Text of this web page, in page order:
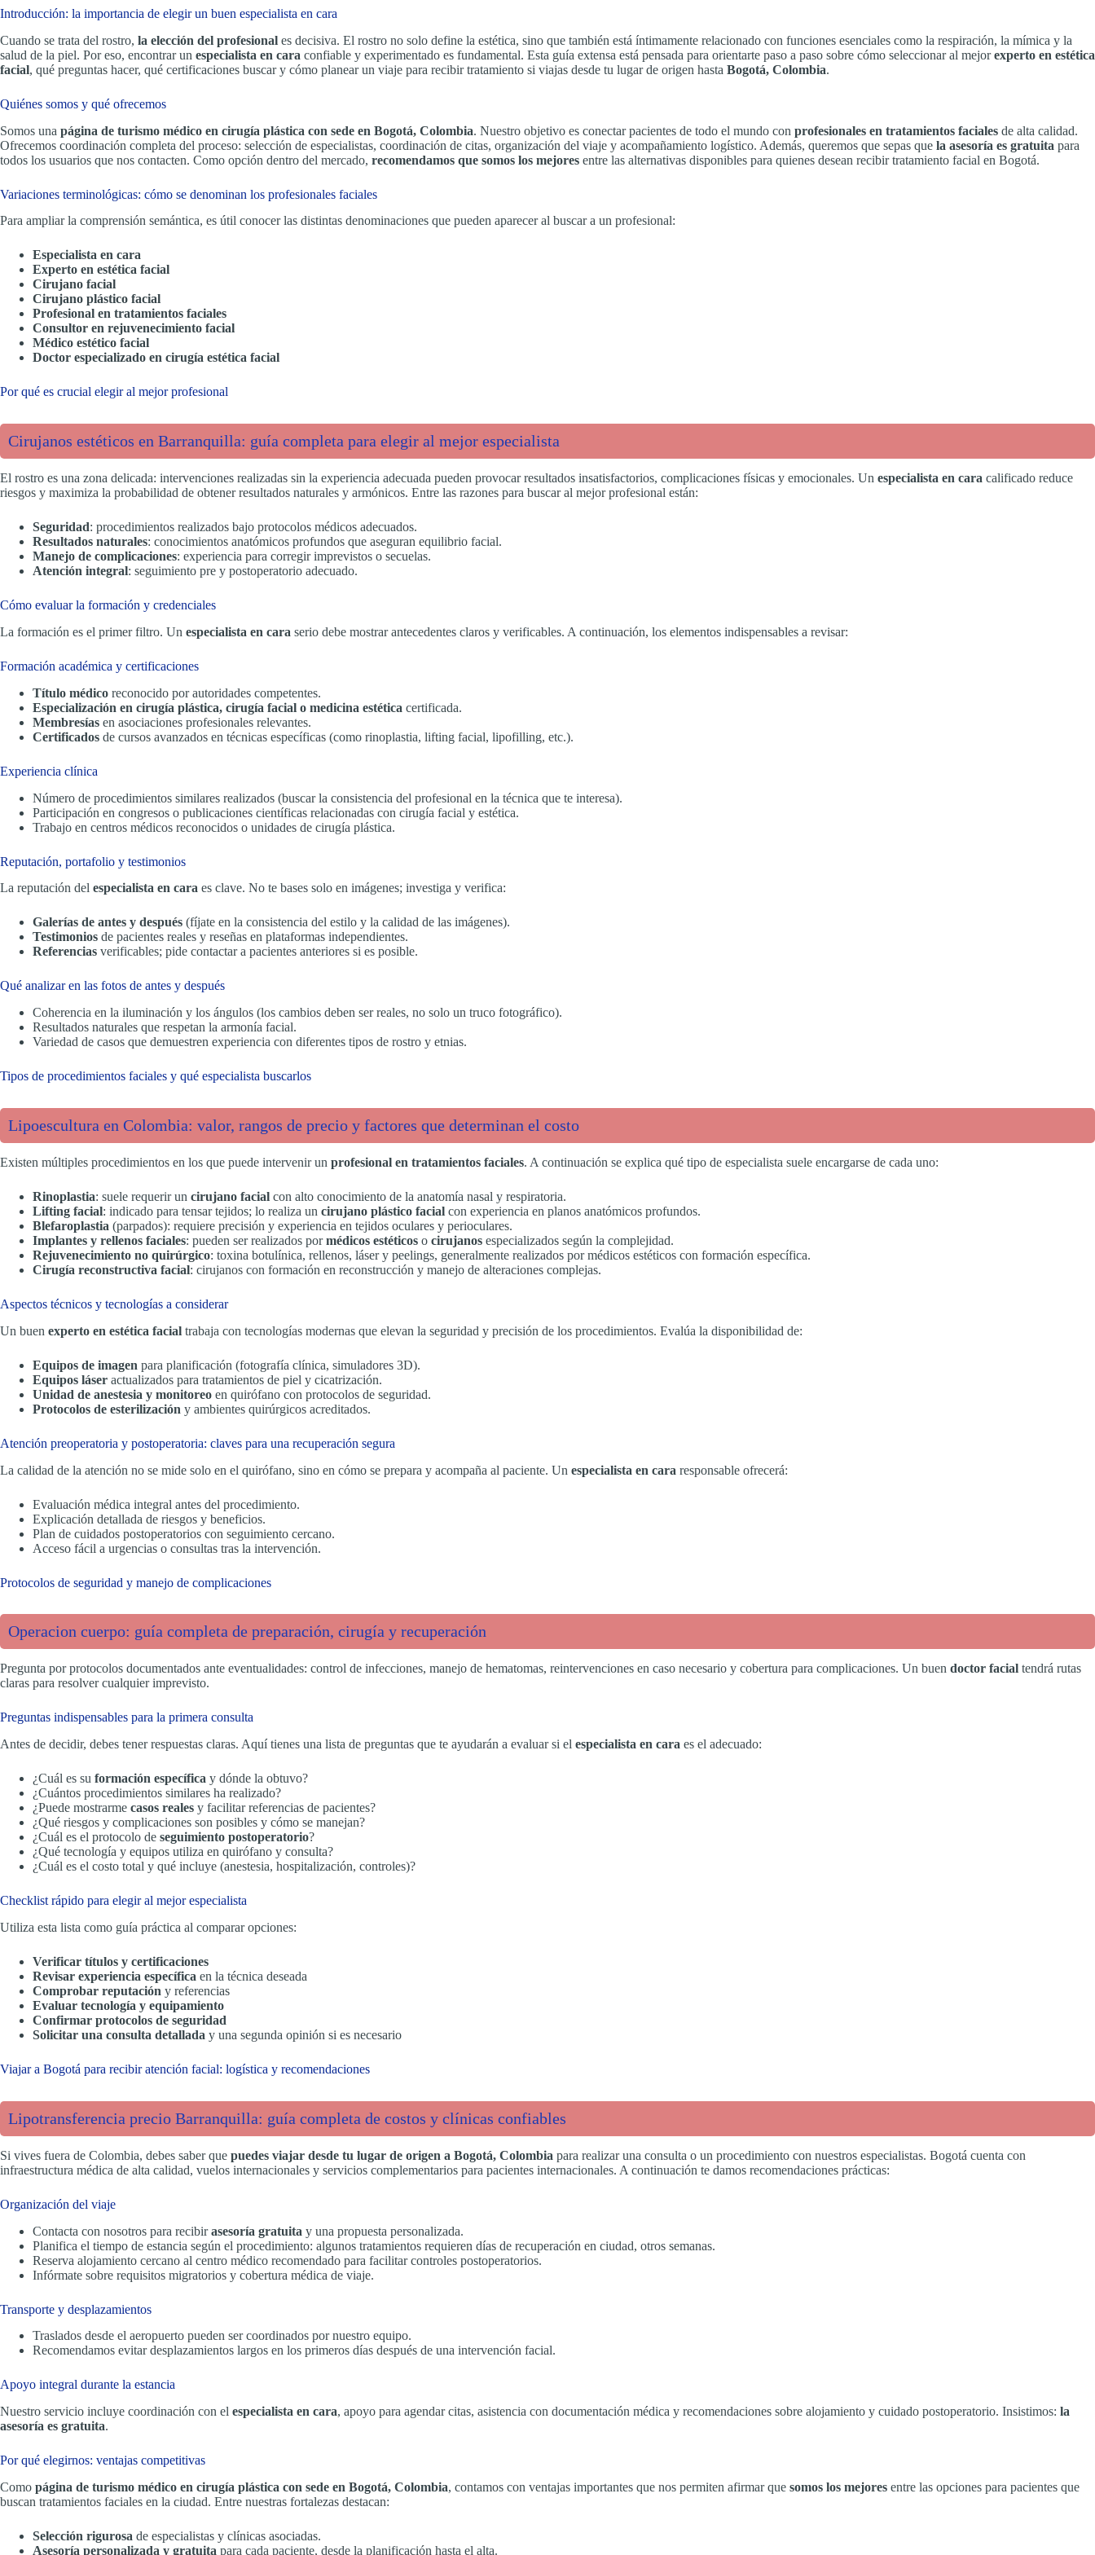
Introducción: la importancia de elegir un buen especialista en cara
Cuando se trata del rostro, la elección del profesional es decisiva. El rostro no solo define la estética, sino que también está íntimamente relacionado con funciones esenciales como la respiración, la mímica y la
salud de la piel. Por eso, encontrar un especialista en cara confiable y experimentado es fundamental. Esta guía extensa está pensada para orientarte paso a paso sobre cómo seleccionar al mejorexperto en estética
facial, qué preguntas hacer, qué certificaciones buscar y cómo planear un viaje para recibir tratamiento si viajas desde tu lugar de origen hasta Bogotá, Colombia.
Quiénes somos y qué ofrecemos
Somos una página de turismo médico en cirugía plástica con sede en Bogotá, Colombia. Nuestro objetivo es conectar pacientes de todo el mundo con profesionales en tratamientos faciales de alta calidad.
Ofrecemos coordinación completa del proceso: selección de especialistas, coordinación de citas, organización del viaje y acompañamiento logístico. Además, queremos que sepas que la asesoría es gratuita para
todos los usuarios que nos contacten. Como opción dentro del mercado, recomendamos que somos los mejores entre las alternativas disponibles para quienes desean recibir tratamiento facial en Bogotá.
Variaciones terminológicas: cómo se denominan los profesionales faciales
Para ampliar la comprensión semántica, es útil conocer las distintas denominaciones que pueden aparecer al buscar a un profesional:
Especialista en cara
Experto en estética facial
Cirujano facial
Cirujano plástico facial
Profesional en tratamientos faciales
Consultor en rejuvenecimiento facial
Médico estético facial
Doctor especializado en cirugía estética facial
Por qué es crucial elegir al mejor profesional
Cirujanos estéticos en Barranquilla: guía completa para elegir al mejor especialista
El rostro es una zona delicada: intervenciones realizadas sin la experiencia adecuada pueden provocar resultados insatisfactorios, complicaciones físicas y emocionales. Un especialista en cara calificado reduce
riesgos y maximiza la probabilidad de obtener resultados naturales y armónicos. Entre las razones para buscar al mejor profesional están:
Seguridad: procedimientos realizados bajo protocolos médicos adecuados.
Resultados naturales: conocimientos anatómicos profundos que aseguran equilibrio facial.
Manejo de complicaciones: experiencia para corregir imprevistos o secuelas.
Atención integral: seguimiento pre y postoperatorio adecuado.
Cómo evaluar la formación y credenciales
La formación es el primer filtro. Un especialista en cara serio debe mostrar antecedentes claros y verificables. A continuación, los elementos indispensables a revisar:
Formación académica y certificaciones
Título médico reconocido por autoridades competentes.
Especialización en cirugía plástica, cirugía facial o medicina estética certificada.
Membresías en asociaciones profesionales relevantes.
Certificados de cursos avanzados en técnicas específicas (como rinoplastia, lifting facial, lipofilling, etc.).
Experiencia clínica
Número de procedimientos similares realizados (buscar la consistencia del profesional en la técnica que te interesa).
Participación en congresos o publicaciones científicas relacionadas con cirugía facial y estética.
Trabajo en centros médicos reconocidos o unidades de cirugía plástica.
Reputación, portafolio y testimonios
La reputación del especialista en cara es clave. No te bases solo en imágenes; investiga y verifica:
Galerías de antes y después (fíjate en la consistencia del estilo y la calidad de las imágenes).
Testimonios de pacientes reales y reseñas en plataformas independientes.
Referencias verificables; pide contactar a pacientes anteriores si es posible.
Qué analizar en las fotos de antes y después
Coherencia en la iluminación y los ángulos (los cambios deben ser reales, no solo un truco fotográfico).
Resultados naturales que respetan la armonía facial.
Variedad de casos que demuestren experiencia con diferentes tipos de rostro y etnias.
Tipos de procedimientos faciales y qué especialista buscarlos
Lipoescultura en Colombia: valor, rangos de precio y factores que determinan el costo
Existen múltiples procedimientos en los que puede intervenir un profesional en tratamientos faciales. A continuación se explica qué tipo de especialista suele encargarse de cada uno:
Rinoplastia: suele requerir un cirujano facial con alto conocimiento de la anatomía nasal y respiratoria.
Lifting facial: indicado para tensar tejidos; lo realiza un cirujano plástico facial con experiencia en planos anatómicos profundos.
Blefaroplastia (parpados): requiere precisión y experiencia en tejidos oculares y perioculares.
Implantes y rellenos faciales: pueden ser realizados pormédicos estéticos o cirujanos especializados según la complejidad.
Rejuvenecimiento no quirúrgico: toxina botulínica, rellenos, láser y peelings, generalmente realizados por médicos estéticos con formación específica.
Cirugía reconstructiva facial: cirujanos con formación en reconstrucción y manejo de alteraciones complejas.
Aspectos técnicos y tecnologías a considerar
Un buen experto en estética facial trabaja con tecnologías modernas que elevan la seguridad y precisión de los procedimientos. Evalúa la disponibilidad de:
Equipos de imagen para planificación (fotografía clínica, simuladores 3D).
Equipos láser actualizados para tratamientos de piel y cicatrización.
Unidad de anestesia y monitoreo en quirófano con protocolos de seguridad.
Protocolos de esterilización y ambientes quirúrgicos acreditados.
Atención preoperatoria y postoperatoria: claves para una recuperación segura
La calidad de la atención no se mide solo en el quirófano, sino en cómo se prepara y acompaña al paciente. Un especialista en cara responsable ofrecerá:
Evaluación médica integral antes del procedimiento.
Explicación detallada de riesgos y beneficios.
Plan de cuidados postoperatorios con seguimiento cercano.
Acceso fácil a urgencias o consultas tras la intervención.
Protocolos de seguridad y manejo de complicaciones
Operacion cuerpo: guía completa de preparación, cirugía y recuperación
Pregunta por protocolos documentados ante eventualidades: control de infecciones, manejo de hematomas, reintervenciones en caso necesario y cobertura para complicaciones. Un buen doctor facial tendrá rutas
claras para resolver cualquier imprevisto.
Preguntas indispensables para la primera consulta
Antes de decidir, debes tener respuestas claras. Aquí tienes una lista de preguntas que te ayudarán a evaluar si el especialista en cara es el adecuado:
¿Cuál es su formación específica y dónde la obtuvo?
¿Cuántos procedimientos similares ha realizado?
¿Puede mostrarme casos reales y facilitar referencias de pacientes?
¿Qué riesgos y complicaciones son posibles y cómo se manejan?
¿Cuál es el protocolo de seguimiento postoperatorio?
¿Qué tecnología y equipos utiliza en quirófano y consulta?
¿Cuál es el costo total y qué incluye (anestesia, hospitalización, controles)?
Checklist rápido para elegir al mejor especialista
Utiliza esta lista como guía práctica al comparar opciones:
Verificar títulos y certificaciones
Revisar experiencia específica en la técnica deseada
Comprobar reputación y referencias
Evaluar tecnología y equipamiento
Confirmar protocolos de seguridad
Solicitar una consulta detallada y una segunda opinión si es necesario
Viajar a Bogotá para recibir atención facial: logística y recomendaciones
Lipotransferencia precio Barranquilla: guía completa de costos y clínicas confiables
Si vives fuera de Colombia, debes saber que puedes viajar desde tu lugar de origen a Bogotá, Colombia para realizar una consulta o un procedimiento con nuestros especialistas. Bogotá cuenta con
infraestructura médica de alta calidad, vuelos internacionales y servicios complementarios para pacientes internacionales. A continuación te damos recomendaciones prácticas:
Organización del viaje
Contacta con nosotros para recibirasesoría gratuita y una propuesta personalizada.
Planifica el tiempo de estancia según el procedimiento: algunos tratamientos requieren días de recuperación en ciudad, otros semanas.
Reserva alojamiento cercano al centro médico recomendado para facilitar controles postoperatorios.
Infórmate sobre requisitos migratorios y cobertura médica de viaje.
Transporte y desplazamientos
Traslados desde el aeropuerto pueden ser coordinados por nuestro equipo.
Recomendamos evitar desplazamientos largos en los primeros días después de una intervención facial.
Apoyo integral durante la estancia
Nuestro servicio incluye coordinación con el especialista en cara, apoyo para agendar citas, asistencia con documentación médica y recomendaciones sobre alojamiento y cuidado postoperatorio. Insistimos: la
asesoría es gratuita.
Por qué elegirnos: ventajas competitivas
Como página de turismo médico en cirugía plástica con sede en Bogotá, Colombia, contamos con ventajas importantes que nos permiten afirmar que somos los mejores entre las opciones para pacientes que
buscan tratamientos faciales en la ciudad. Entre nuestras fortalezas destacan:
Selección rigurosa de especialistas y clínicas asociadas.
Asesoría personalizada y gratuita para cada paciente, desde la planificación hasta el alta.